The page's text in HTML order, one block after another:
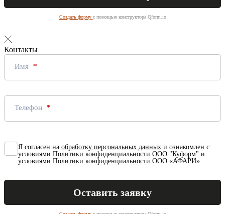
Создать форму с помощью конструктора Qform.io
Контакты
Имя
Телефон
Я согласен на обработку персональных данных и ознакомлен с
условиями Политики конфиденциальности ООО "Куформ" и
условиями Политики конфиденциальности ООО «АФАРИ»